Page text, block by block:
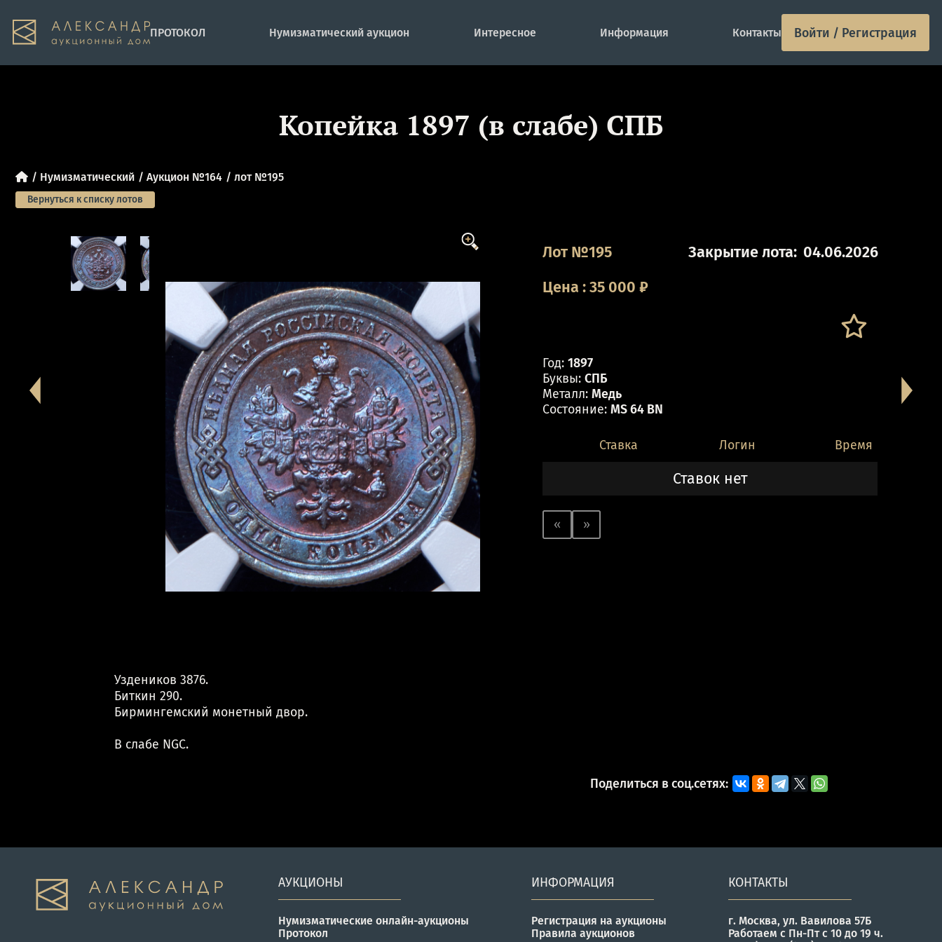
ПРОТОКОЛ Нумизматический аукцион Интересное Информация Контакты Войти / Регистрация
Копейка 1897 (в слабе) СПБ
Нумизматический Аукцион №164 лот №195
Вернуться к списку лотов
Лот №195 Закрытие лота: 04.06.2026
Цена:35 000 ₽
Год: 1897
Буквы: СПБ
Металл: Медь
Состояние: MS 64 BN
Ставка Логин Время
Ставок нет
« »
Уздеников 3876.
Биткин 290.
Бирмингемский монетный двор.
В слабе NGC.
Поделиться в соц.сетях:
АУКЦИОНЫ
Нумизматические онлайн-аукционы
Протокол
ИНФОРМАЦИЯ
Регистрация на аукционы
Правила аукционов
КОНТАКТЫ
г. Москва, ул. Вавилова 57Б
Работаем с Пн-Пт с 10 до 19 ч.